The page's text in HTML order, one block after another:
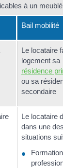
à un
Bail mobilité
Le locataire
logement sa
résidence
ou sa
secondaire
Le locataire
dans une des
situations
Formation